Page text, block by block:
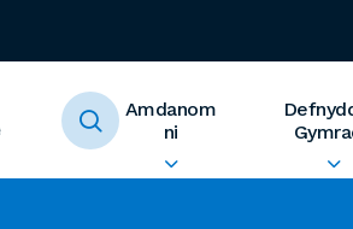
Amdanom
ni